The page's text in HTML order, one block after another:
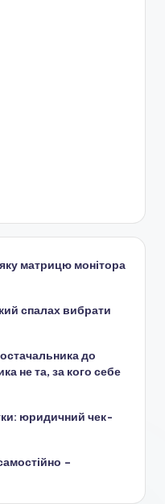
матрицю монітора
спалах вибрати
до
не та, за кого себе
юридичний чек-
–